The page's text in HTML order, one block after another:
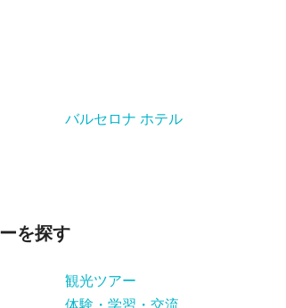
バルセロナ ホテル
を探す
観光ツアー
体験・学習・交流